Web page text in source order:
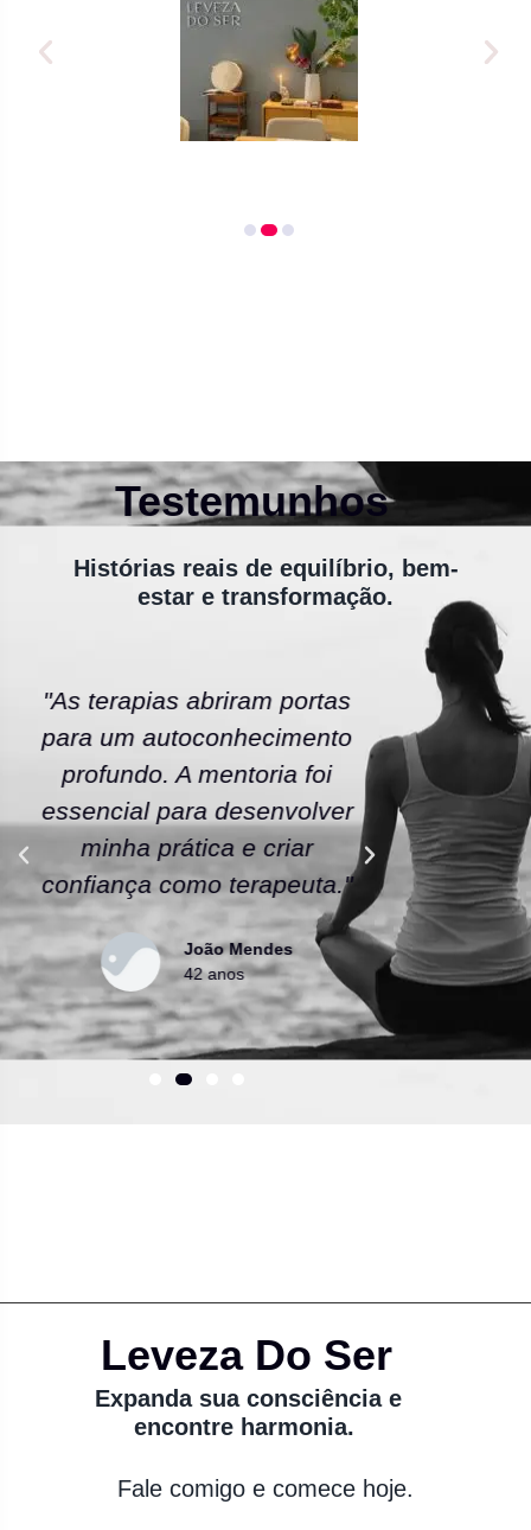
Testemunhos
Histórias reais de equilíbrio, bem-
estar e transformação.
"As terapias abriram portas
para um autoconhecimento
profundo. A mentoria foi
essencial para desenvolver
minha prática e criar
confiança como terapeuta."
João Mendes
42 anos
"A
escola
As
uma
Leveza Do Ser
Expanda sua consciência e
encontre harmonia.
Fale comigo e comece hoje.